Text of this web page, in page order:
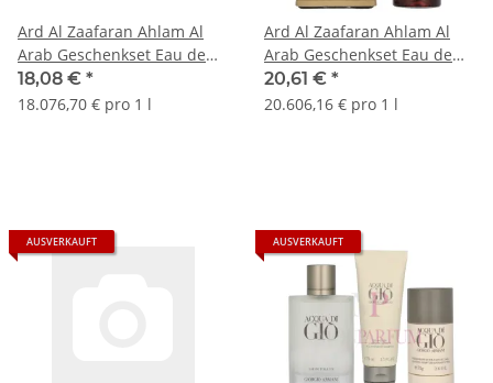
Ard Al Zaafaran Ahlam Al
Arab Geschenkset Eau de
Parfum 100ml/Deo Spray
50ml
18,08 € *
18.076,70 € pro 1 l
Ard Al Zaafaran Ahlam Al
Arab Geschenkset Eau de
Parfum 80ml/Deodorant
Spray 50ml
20,61 € *
20.606,16 € pro 1 l
AUSVERKAUFT AUSVERKAUFT